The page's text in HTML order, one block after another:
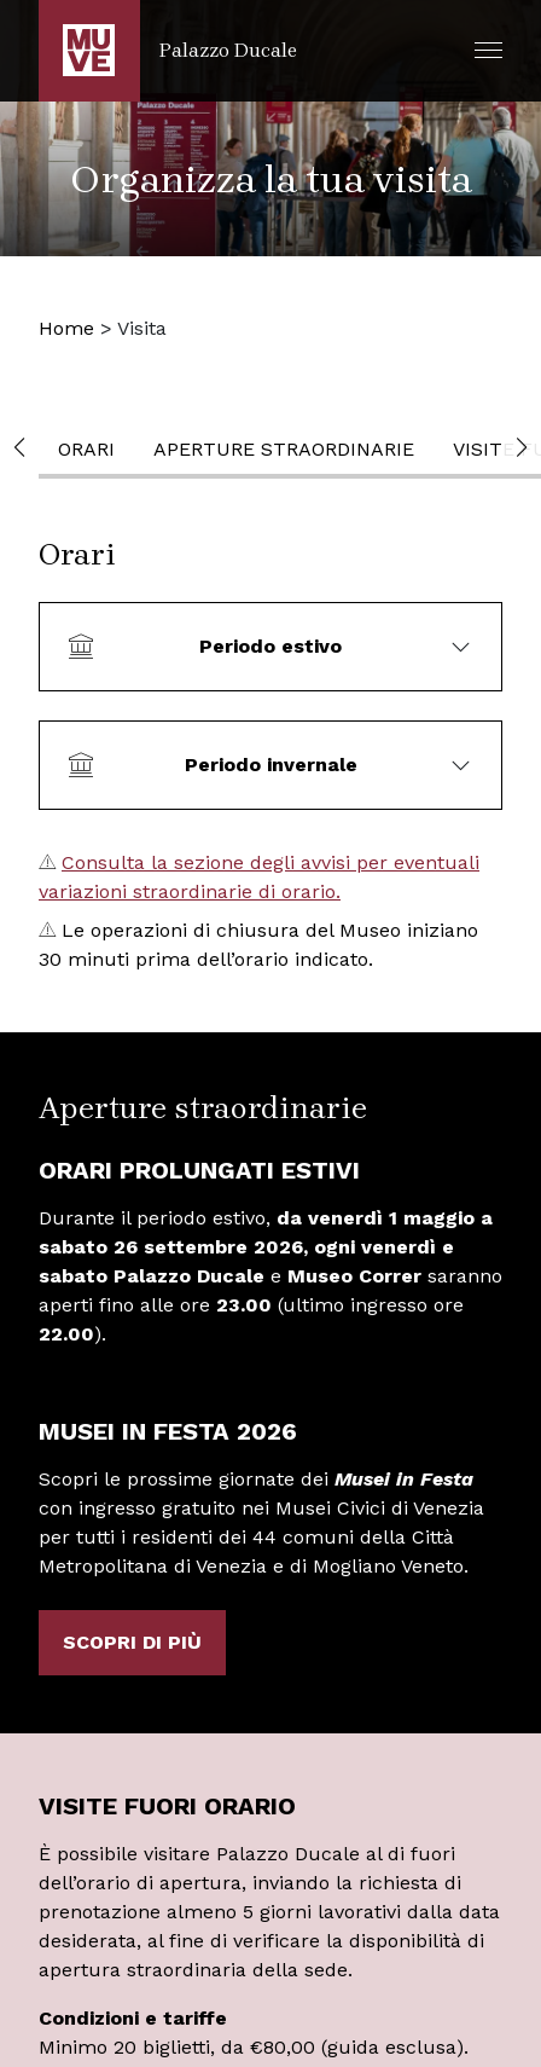
SALTA AL CONTENUTO PRINCIPALE
Palazzo Ducale
Organizza la tua visita
Home > Visita
ORARI APERTURE STRAORDINARIE VISITE
Orari
Periodo estivo
Periodo invernale
Consulta la sezione degli avvisi per eventuali
variazioni straordinarie di orario.
Le operazioni di chiusura del Museo iniziano
30 minuti prima dell’orario indicato.
Aperture straordinarie
ORARI PROLUNGATI ESTIVI
Durante il periodo estivo, da venerdì 1 maggio a
sabato 26 settembre 2026, ogni venerdì e
sabato Palazzo Ducale e Museo Correr saranno
aperti fino alle ore 23.00 (ultimo ingresso ore
22.00).
MUSEI IN FESTA 2026
Scopri le prossime giornate dei Musei in Festa
con ingresso gratuito nei Musei Civici di Venezia
per tutti i residenti dei 44 comuni della Città
Metropolitana di Venezia e di Mogliano Veneto.
SCOPRI DI PIÙ
VISITE FUORI ORARIO
È possibile visitare Palazzo Ducale al di fuori
dell’orario di apertura, inviando la richiesta di
prenotazione almeno 5 giorni lavorativi dalla data
desiderata, al fine di verificare la disponibilità di
apertura straordinaria della sede.
Condizioni e tariffe
Minimo 20 biglietti, da €80,00 (guida esclusa).